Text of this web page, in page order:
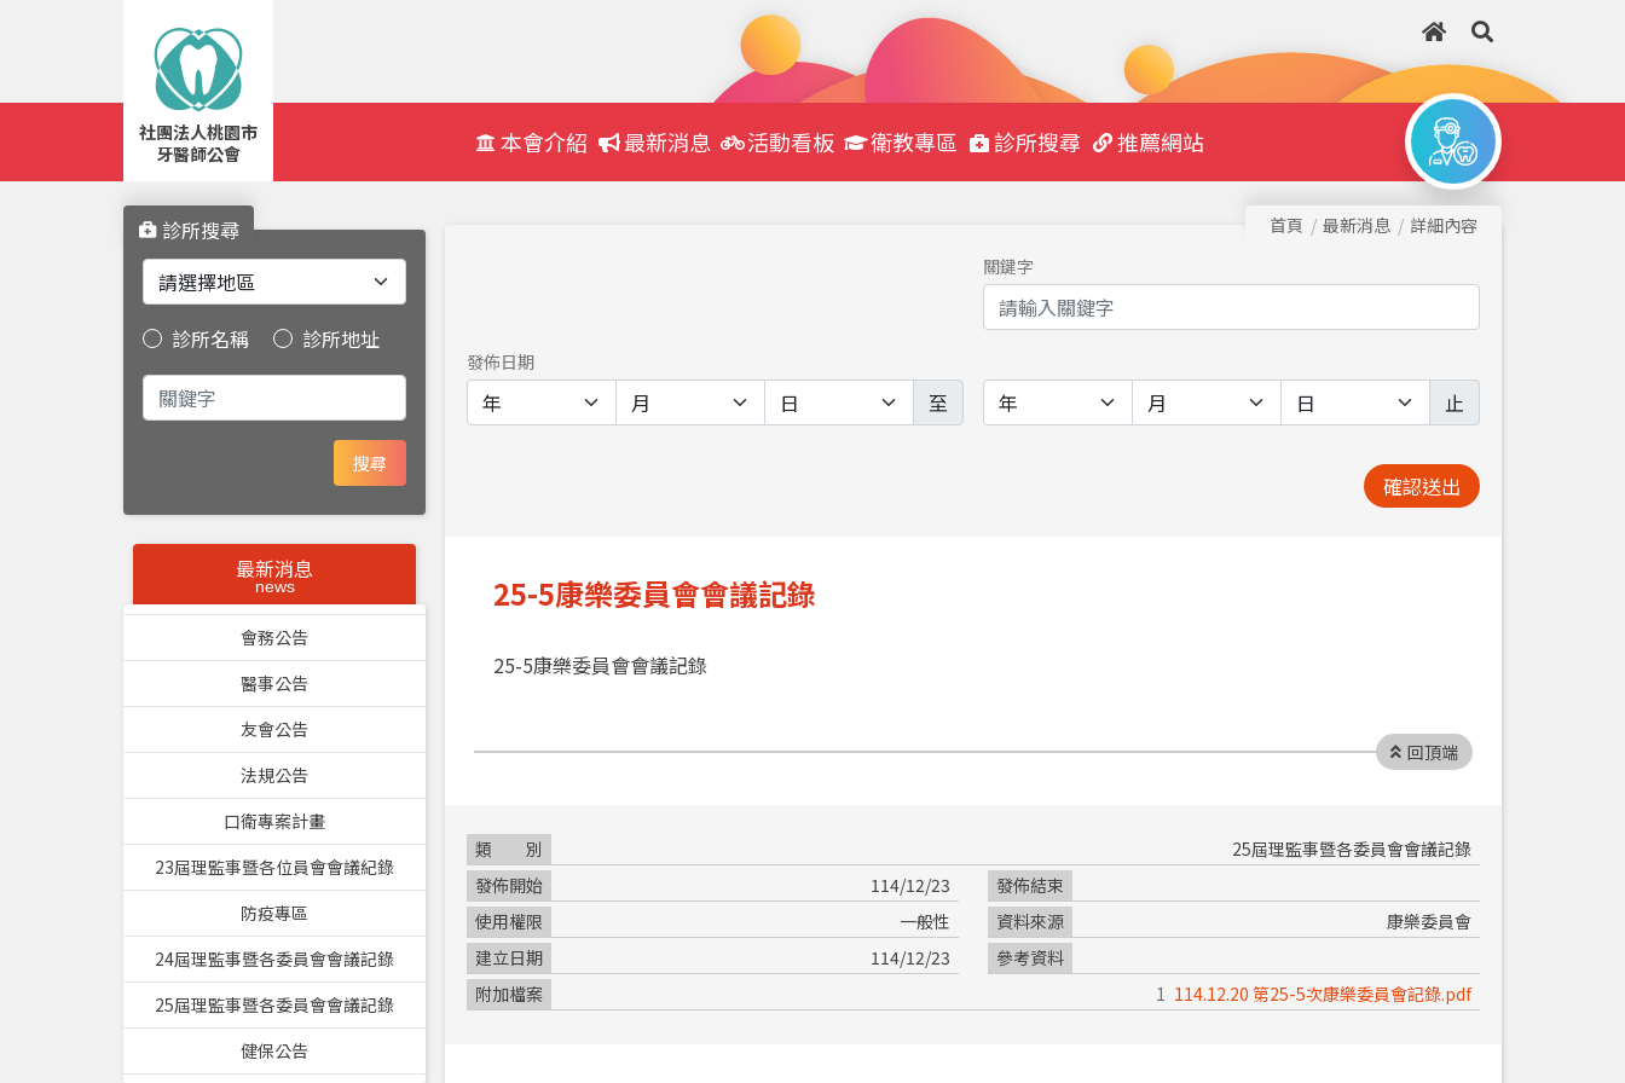
社團法人桃園市
牙醫師公會
Navbar 本會介紹 最新消息 活動看板 衛教專區 診所搜尋 推薦網站
診所搜尋
診所名稱 診所地址
搜尋
最新消息
news
會務公告
醫事公告
友會公告
法規公告
口衛專案計畫
23屆理監事暨各位員會會議紀錄
防疫專區
24屆理監事暨各委員會會議記錄
25屆理監事暨各委員會會議記錄
健保公告
首頁 最新消息
詳細內容
關鍵字
發佈日期
至 止
確認送出
25-5康樂委員會會議記錄
25-5康樂委員會會議記錄
回頂端
類別
25屆理監事暨各委員會會議記錄
發佈開始
114/12/23
發佈結束
使用權限
一般性 資料來源
康樂委員會
建立日期
114/12/23
參考資料
附加檔案
114.12.20 第25-5次康樂委員會記錄.pdf